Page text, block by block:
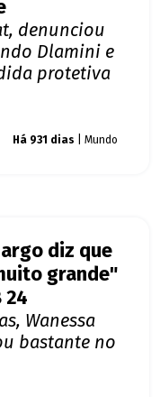
denunciou
Dlamini e
protetiva
Há 931 dias | Mundo
diz que
grande"
24
Wanessa
bastante no